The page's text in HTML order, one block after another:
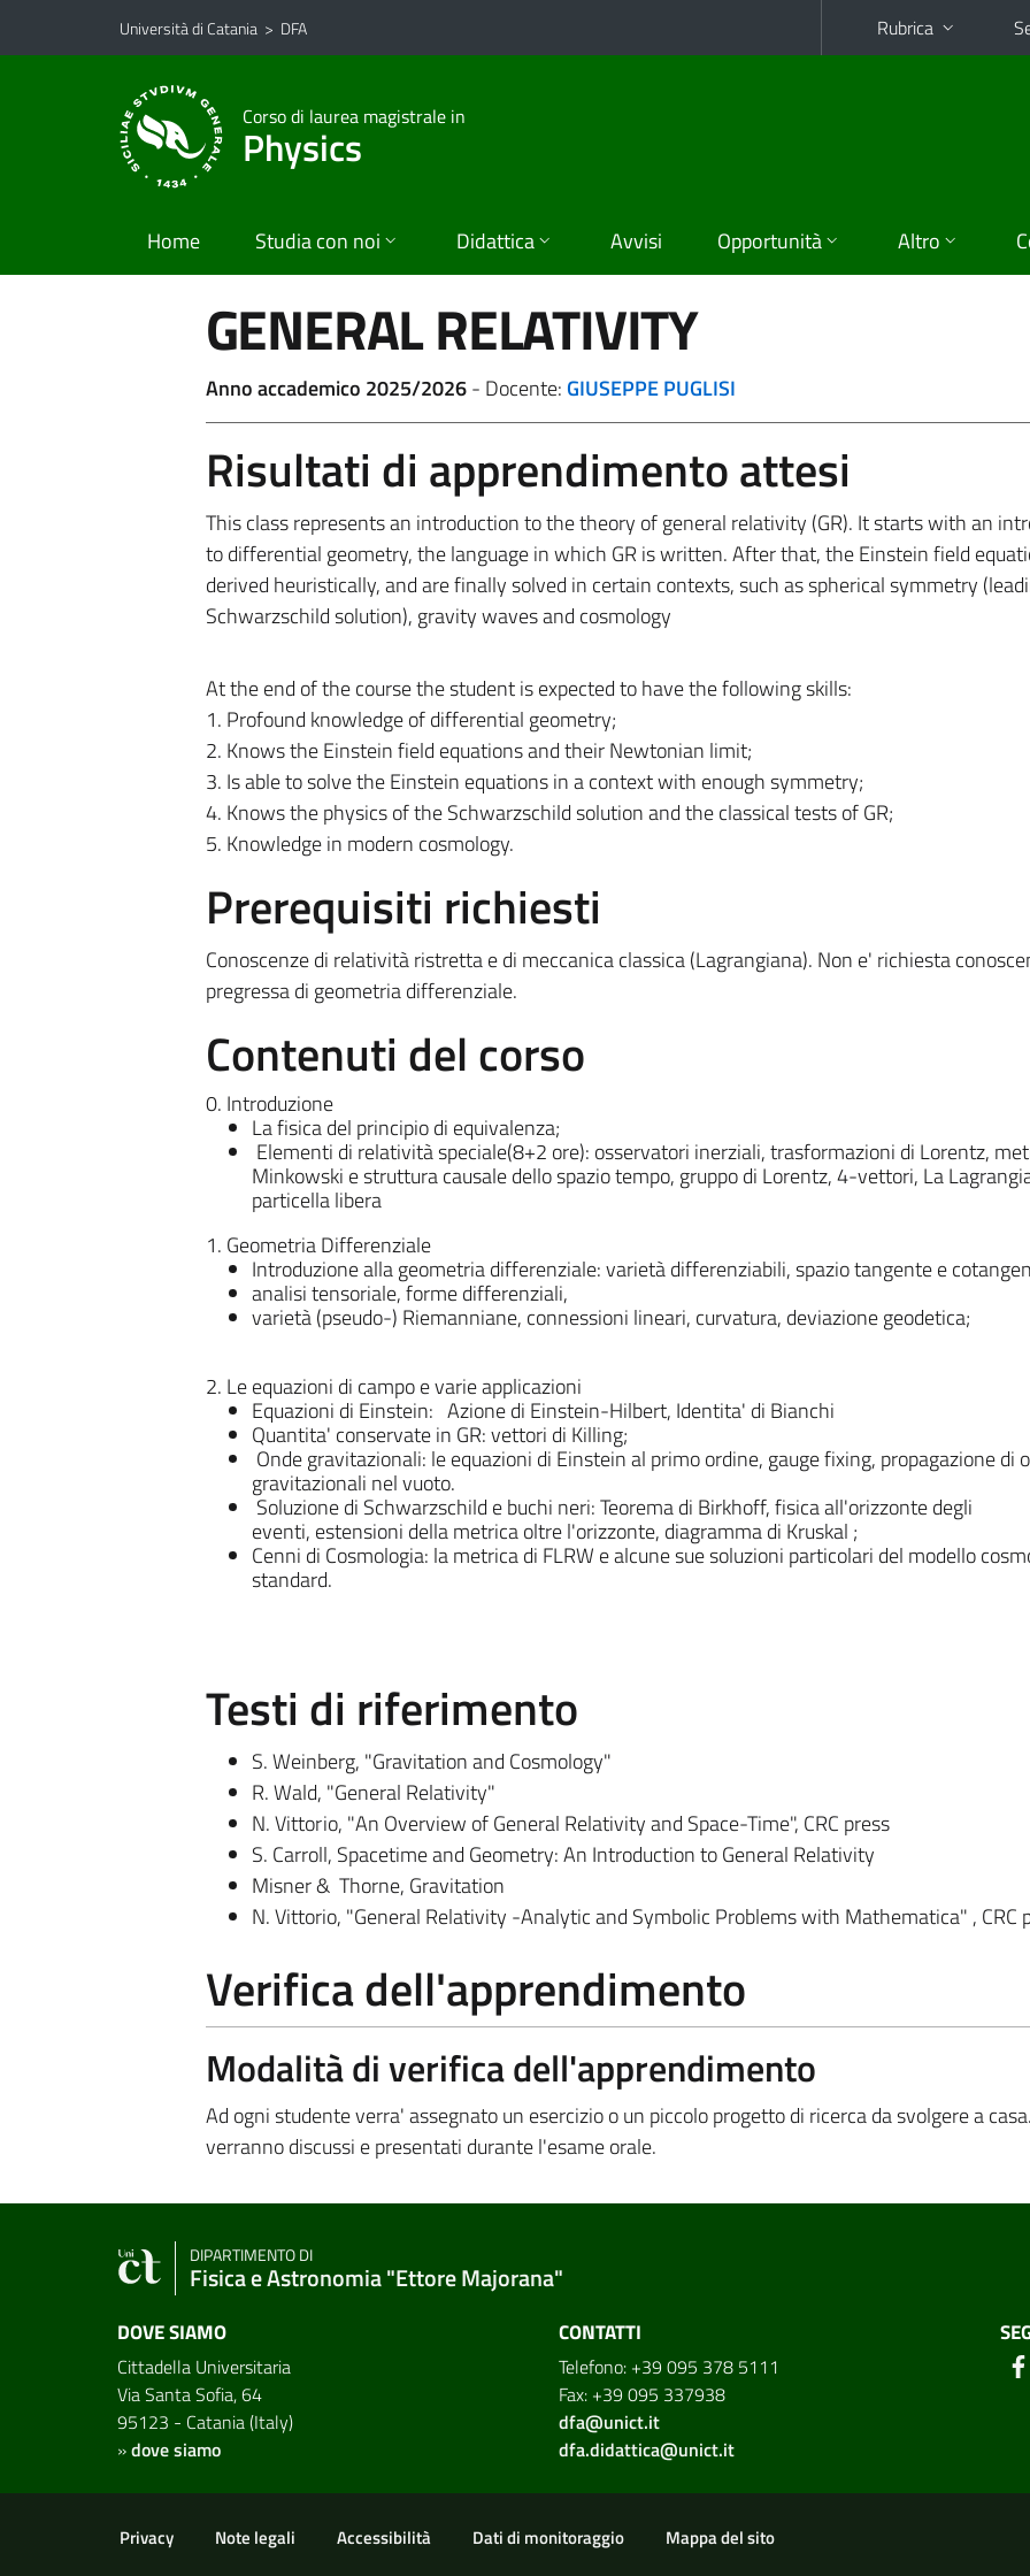
Vai al contenuto principale
Vai al menu di navigazione
Università di Catania > DFA Rubrica
Corso di laurea magistrale in
Physics
Home Studia con noi Didattica Avvisi Opportunità Altro
GENERAL RELATIVITY
Anno accademico 2025/2026- Docente: GIUSEPPE PUGLISI
Risultati di apprendimento attesi
This class represents an introduction to the theory of general relativity (GR). It starts with an
to differential geometry, the language in which GR is written. After that, the Einstein field
derived heuristically, and are finally solved in certain contexts, such as spherical symmetry
Schwarzschild solution), gravity waves and cosmology
At the end of the course the student is expected to have the following skills:
1. Profound knowledge of differential geometry;
2. Knows the Einstein field equations and their Newtonian limit;
3. Is able to solve the Einstein equations in a context with enough symmetry;
4. Knows the physics of the Schwarzschild solution and the classical tests of GR;
5. Knowledge in modern cosmology.
Prerequisiti richiesti
Conoscenze di relatività ristretta e di meccanica classica (Lagrangiana). Non e' richiesta
pregressa di geometria differenziale.
Contenuti del corso
0. Introduzione
La fisica del principio di equivalenza;
Elementi di relatività speciale(8+2 ore): osservatori inerziali, trasformazioni di Lorentz,
Minkowski e struttura causale dello spazio tempo, gruppo di Lorentz, 4-vettori, La
particella libera
1. Geometria Differenziale
Introduzione alla geometria differenziale: varietà differenziabili, spazio tangente e
analisi tensoriale, forme differenziali,
varietà (pseudo-) Riemanniane, connessioni lineari, curvatura, deviazione geodetica;
2. Le equazioni di campo e varie applicazioni
Equazioni di Einstein: Azione di Einstein-Hilbert, Identita' di Bianchi
Quantita' conservate in GR: vettori di Killing;
Onde gravitazionali: le equazioni di Einstein al primo ordine, gauge fixing, propagazione di
gravitazionali nel vuoto.
Soluzione di Schwarzschild e buchi neri: Teorema di Birkhoff, fisica all'orizzonte degli
eventi, estensioni della metrica oltre l'orizzonte, diagramma di Kruskal ;
Cenni di Cosmologia: la metrica di FLRW e alcune sue soluzioni particolari del modello
standard.
Testi di riferimento
S. Weinberg, "Gravitation and Cosmology"
R. Wald, "General Relativity"
N. Vittorio, "An Overview of General Relativity and Space-Time", CRC press
S. Carroll, Spacetime and Geometry: An Introduction to General Relativity
Misner & Thorne, Gravitation
N. Vittorio, "General Relativity -Analytic and Symbolic Problems with Mathematica" , CRC
Verifica dell'apprendimento
Modalità di verifica dell'apprendimento
Ad ogni studente verra' assegnato un esercizio o un piccolo progetto di ricerca da svolgere a
verranno discussi e presentati durante l'esame orale.
DIPARTIMENTO DI
Fisica e Astronomia "Ettore Majorana"
DOVE SIAMO
Cittadella Universitaria
Via Santa Sofia, 64
95123 - Catania (Italy)
»dove siamo
CONTATTI
Telefono: +39 095 378 5111
Fax: +39 095 337938
dfa@unict.it
dfa.didattica@unict.it
Privacy Note legali Accessibilità Dati di monitoraggio Mappa del sito